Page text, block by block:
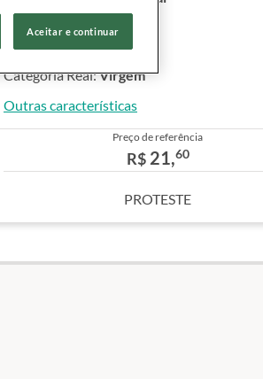
Categoria:Extravirgem
Volume:500 ml
País de origem:Portugal
Categoria Real:Virgem
Outras características
Preço de referência
R$21,60
PROTESTE
Aceitar e continuar